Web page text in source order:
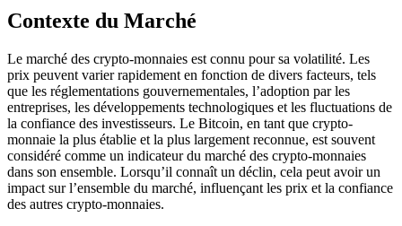
Contexte du Marché
Le marché des crypto-monnaies est connu pour sa volatilité. Les
prix peuvent varier rapidement en fonction de divers facteurs, tels
que les réglementations gouvernementales, l’adoption par les
entreprises, les développements technologiques et les fluctuations de
la confiance des investisseurs. Le Bitcoin, en tant que crypto-
monnaie la plus établie et la plus largement reconnue, est souvent
considéré comme un indicateur du marché des crypto-monnaies
dans son ensemble. Lorsqu’il connaît un déclin, cela peut avoir un
impact sur l’ensemble du marché, influençant les prix et la confiance
des autres crypto-monnaies.